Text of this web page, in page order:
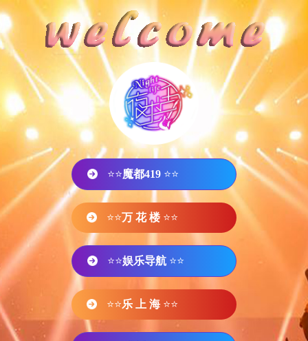
⭐⭐魔都419 ⭐⭐
⭐⭐万 花 楼 ⭐⭐
⭐⭐娱乐导航 ⭐⭐
⭐⭐乐 上 海 ⭐⭐